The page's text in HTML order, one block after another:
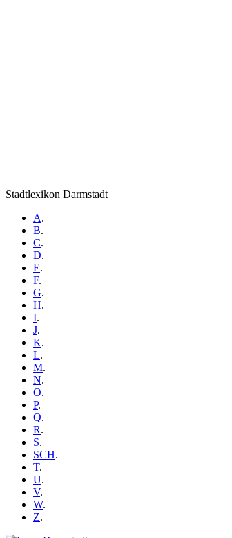
Stadtlexikon Darmstadt
A.
B.
C.
D.
E.
F.
G.
H.
I.
J.
K.
L.
M.
N.
O.
P.
Q.
R.
S.
SCH.
T.
U.
V.
W.
Z.